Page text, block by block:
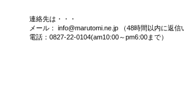
連絡先は・・・
メール： info@marutomi.ne.jp （48時間以内に返信
電話：0827-22-0104(am10:00～pm6:00まで）